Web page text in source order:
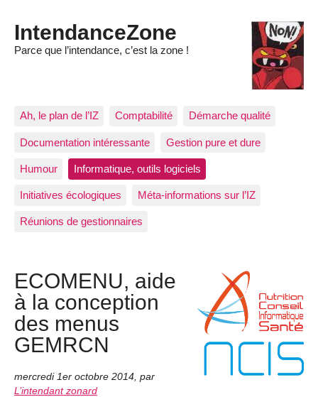
IntendanceZone
Parce que l’intendance, c’est la zone !
Ah, le plan de l’IZ Comptabilité Démarche qualité
Documentation intéressante Gestion pure et dure
Humour Informatique, outils logiciels
Initiatives écologiques Méta-informations sur l’IZ
Réunions de gestionnaires
ECOMENU, aide
à la conception
des menus
GEMRCN
mercredi 1er octobre 2014 par
L’intendant zonard